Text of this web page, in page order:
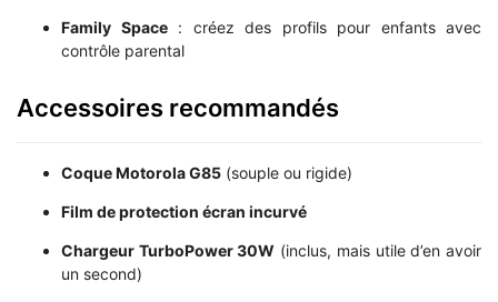
Family Space: créez des profils pour enfants avec
contrôle parental
Accessoires recommandés
Coque Motorola G85 (souple ou rigide)
Film de protection écran incurvé
Chargeur TurboPower 30W (inclus, mais utile d’en avoir
un second)